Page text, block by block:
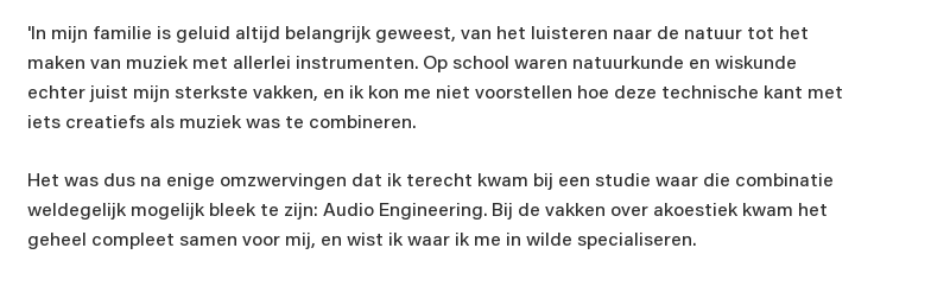
'In mijn familie is geluid altijd belangrijk geweest, van het luisteren naar de natuur tot het
maken van muziek met allerlei instrumenten. Op school waren natuurkunde en wiskunde
echter juist mijn sterkste vakken, en ik kon me niet voorstellen hoe deze technische kant met
iets creatiefs als muziek was te combineren.
Het was dus na enige omzwervingen dat ik terecht kwam bij een studie waar die combinatie
weldegelijk mogelijk bleek te zijn: Audio Engineering. Bij de vakken over akoestiek kwam het
geheel compleet samen voor mij, en wist ik waar ik me in wilde specialiseren.